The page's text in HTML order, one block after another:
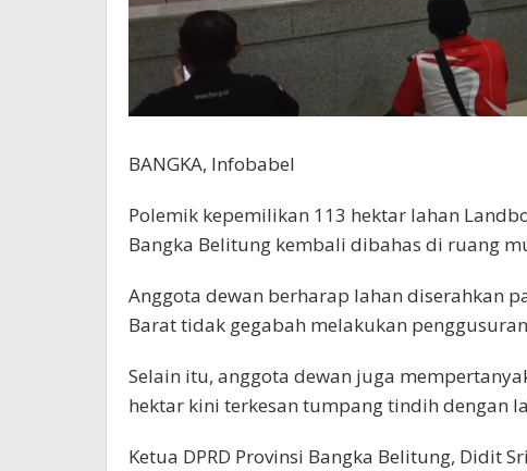
BANGKA, Infobabel
Polemik kepemilikan 113 hektar lahan
Bangka Belitung kembali dibahas di ruang
Anggota dewan berharap lahan diserahkan
Barat tidak gegabah melakukan
Selain itu, anggota dewan juga
hektar kini terkesan tumpang tindih dengan
Ketua DPRD Provinsi Bangka Belitung, Didit